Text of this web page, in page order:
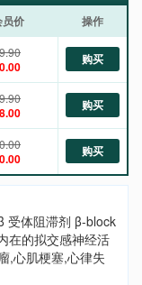
员价 操作
购买
购买
购买
受体阻滞剂 β-block
在的拟交感神经活
,心肌梗塞,心律失